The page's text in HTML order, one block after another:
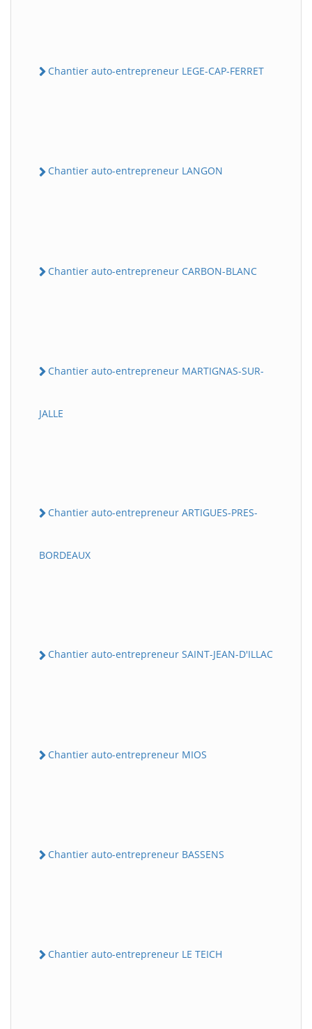
Chantier auto-entrepreneur LEGE-CAP-FERRET
Chantier auto-entrepreneur LANGON
Chantier auto-entrepreneur CARBON-BLANC
Chantier auto-entrepreneur MARTIGNAS-SUR-
JALLE
Chantier auto-entrepreneur ARTIGUES-PRES-
BORDEAUX
Chantier auto-entrepreneur SAINT-JEAN-D'ILLAC
Chantier auto-entrepreneur MIOS
Chantier auto-entrepreneur BASSENS
Chantier auto-entrepreneur LE TEICH